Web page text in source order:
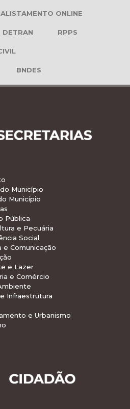
ALISTAMENTO ONLINE
DETRAN RPPS
BNDES
Município
Município
Pública
e Pecuária
Social
e Comunicação
e Lazer
e Comércio
Infraestrutura
e Urbanismo